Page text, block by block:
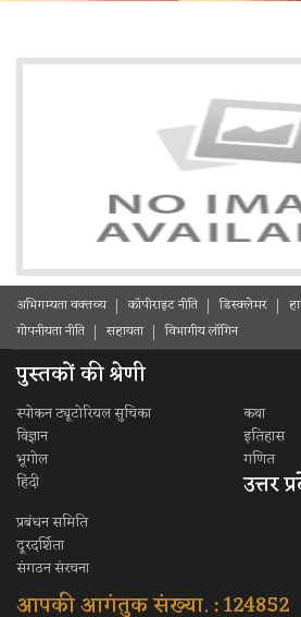
अभिगम्यता वक्तव्य कॉपीराइट नीति डिस्क्लेमर
गोपनीयता नीति
सहायता विभागीय लॉगिन
पुस्तकों की श्रेणी
स्पोकन ट्यूटोरियल सुचिका
कथा
विज्ञान
इतिहास
भूगोल
गणित
हिंदी
उत्तर
प्रबंधन समिति
दूरदर्शिता
संगठन संरचना
आपकी आगंतुक संख्या. : 124852